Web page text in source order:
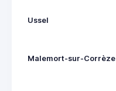
Ussel
Malemort-sur-Corrèze